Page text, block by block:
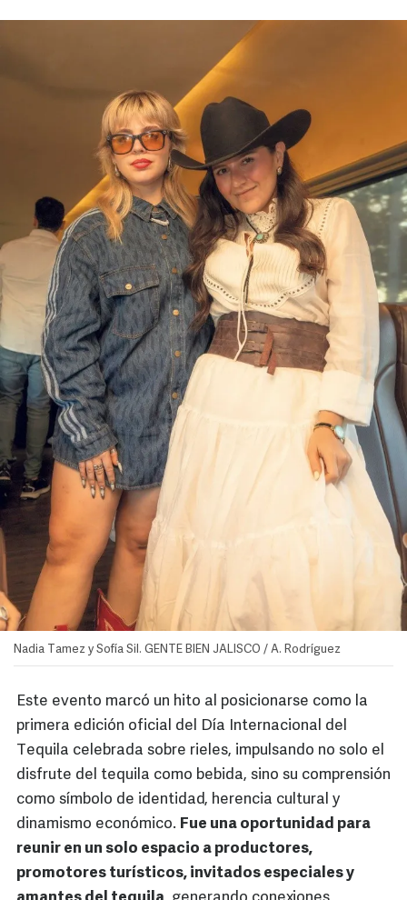
Nadia Tamez y Sofía Sil. GENTE BIEN JALISCO / A. Rodríguez
Este evento marcó un hito al posicionarse como la
primera edición oficial del Día Internacional del
Tequila celebrada sobre rieles, impulsando no solo el
disfrute del tequila como bebida, sino su comprensión
como símbolo de identidad, herencia cultural y
dinamismo económico. Fue una oportunidad para
reunir en un solo espacio a productores,
promotores turísticos, invitados especiales y